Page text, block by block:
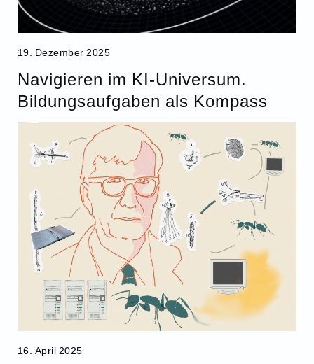
19. Dezember 2025
Navigieren im KI-Universum.
Bildungsaufgaben als Kompass
16. April 2025